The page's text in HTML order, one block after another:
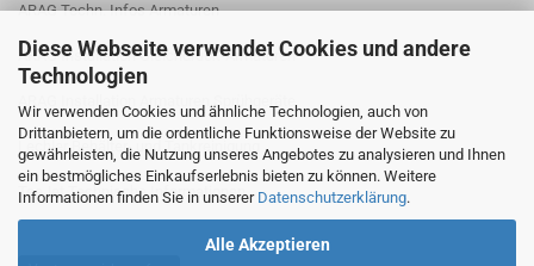
Diese Webseite verwendet Cookies und andere
Technologien
Wir verwenden Cookies und ähnliche Technologien, auch von
Drittanbietern, um die ordentliche Funktionsweise der Website zu
gewährleisten, die Nutzung unseres Angebotes zu analysieren und Ihnen
ein bestmögliches Einkaufserlebnis bieten zu können. Weitere
Informationen finden Sie in unserer Datenschutzerklärung.
Alle Akzeptieren
ARAG Techn. Infos Armaturen
ARAG Installation Gleichdruck-Armaturen
ARAG Installation Armaturen Sprühgeräte
Lechler Behälter- und Tankreinigung
TeeJet Technische Informationen